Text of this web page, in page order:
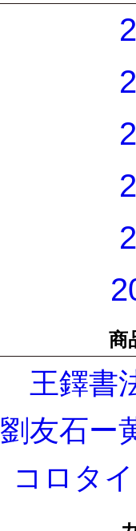
商
王鐸書
劉友石ー
コロタ